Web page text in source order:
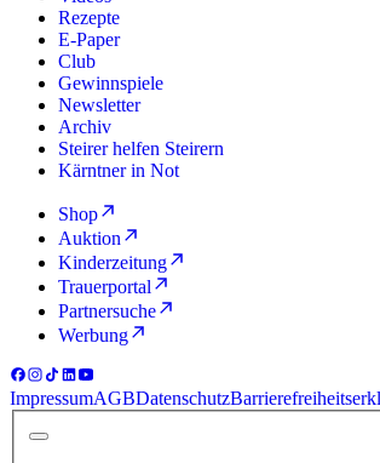
Rezepte
E-Paper
Club
Gewinnspiele
Newsletter
Archiv
Steirer helfen Steirern
Kärntner in Not
Shop
Auktion
Kinderzeitung
Trauerportal
Partnersuche
Werbung
ImpressumAGBDatenschutz